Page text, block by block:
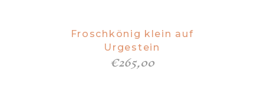
Froschkönig klein auf
Urgestein
€265,00